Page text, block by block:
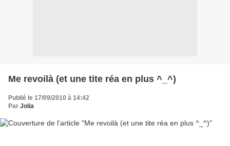
Me revoilà (et une tite réa en plus ^_^)
Publié le 17/09/2010 à 14:42
Par Jolia